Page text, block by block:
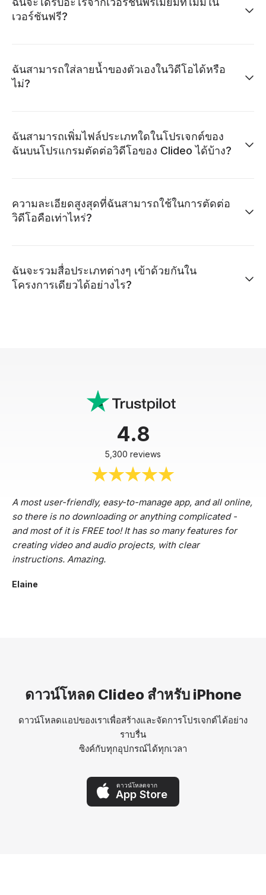
เวอร์ชันฟรี?
ฉันสามารถใส่ลายน้ำของตัวเองในวิดีโอได้หรือ
ไม่?
ฉันสามารถเพิ่มไฟล์ประเภทใดในโปรเจกต์ของ
ฉันบนโปรแกรมตัดต่อวิดีโอของ Clideo ได้บ้าง?
ความละเอียดสูงสุดที่ฉันสามารถใช้ในการตัดต่อ
วิดีโอคือเท่าไหร่?
ฉันจะรวมสื่อประเภทต่างๆ เข้าด้วยกันใน
โครงการเดียวได้อย่างไร?
4.8
5,300 reviews
A most user-friendly, easy-to-manage app, and all online,
so there is no downloading or anything complicated -
and most of it is FREE too! It has so many features for
creating video and audio projects, with clear
instructions. Amazing.
Elaine
ดาวน์โหลด Clideo สำหรับ iPhone
ดาวน์โหลดแอปของเราเพื่อสร้างและจัดการโปรเจกต์ได้อย่าง
ราบรื่น
ซิงค์กับทุกอุปกรณ์ได้ทุกเวลา
ดาวน์โหลดจาก
App Store